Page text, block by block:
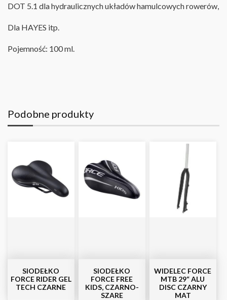
DOT 5.1 dla hydraulicznych układów hamulcowych rowerów,
Dla HAYES itp.
Pojemność: 100 ml.
Podobne produkty
SIODEŁKO
FORCE RIDER GEL
TECH CZARNE
SIODEŁKO
FORCE FREE
KIDS, CZARNO-
SZARE
WIDELEC FORCE
MTB 29“ ALU
DISC CZARNY
MAT